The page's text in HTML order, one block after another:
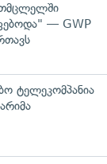
— GWP
ტელეკომპანია